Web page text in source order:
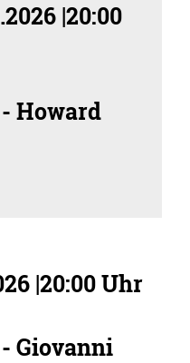
|20:00
Howard
|20:00 Uhr
Giovanni